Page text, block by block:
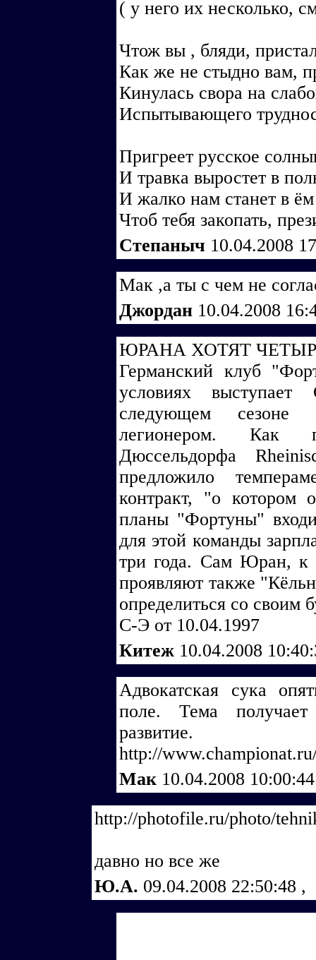
( у него их несколько,
Чтож вы , бляди,
Как же не стыдно вам,
Кинулась свора на
Испытывающего
Пригреет русское
И травка выростет в
И жалко нам станет в
Чтоб тебя закопать,
Степаныч 10.04.2008
Мак ,а ты с чем не
Джордан 10.04.2008
ЮРАНА ХОТЯТ
Германский клуб
условиях
следующем сезоне
легионером. Как
Дюссельдорфа
предложило
контракт, "о
планы "Фортуны"
для этой команды
три года. Сам Юран, к
проявляют также
определиться со своим
С-Э от 10.04.1997
Китеж 10.04.2008
Адвокатская сука
поле. Тема получает
развитие.
http://
Мак 10.04.2008
http://photofile.ru/photo/
давно но все же
Ю.А. 09.04.2008 22:50:48 ,